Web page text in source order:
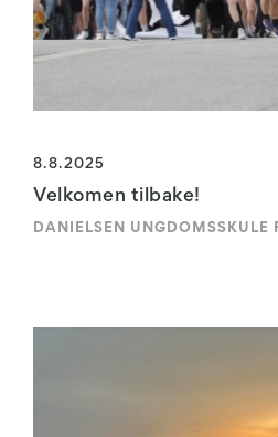
8.8.2025
Velkomen tilbake!
DANIELSEN UNGDOMSSKULE